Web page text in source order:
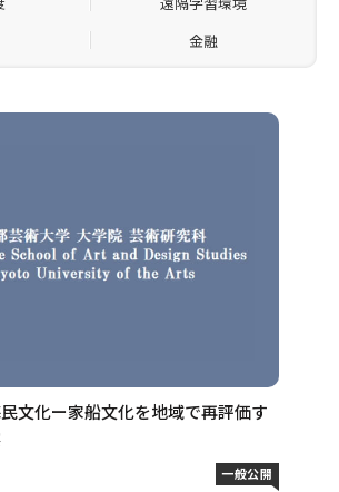
金融
文化ー家船文化を地域で再評価す
一般公開